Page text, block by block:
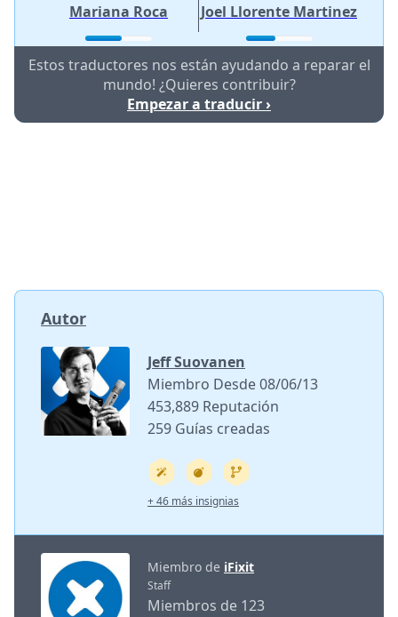
Mariana Roca Joel Llorente Martinez
Estos traductores nos están ayudando a reparar el
mundo! ¿Quieres contribuir?
Empezar a traducir ›
Autor
Jeff Suovanen
Miembro Desde 08/06/13
453,889 Reputación
259 Guías creadas
+ 46 más insignias
Miembro de iFixit
Staff
Miembros de 123